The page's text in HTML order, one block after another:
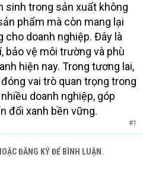
sinh trong sản xuất không
phẩm mà còn mang lại
cho doanh nghiệp. Đây là
bảo vệ môi trường và phù
hiện nay. Trong tương lai,
vai trò quan trọng trong
doanh nghiệp, góp
đổi xanh bền vững.
#1
ĐĂNG KÝ ĐỂ BÌNH LUẬN.